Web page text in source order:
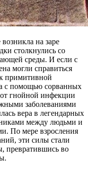
на заре
столкнулись со
среды. И если с
могли справиться
примитивной
с помощью сорванных
от гнойной инфекции
заболеваниями
вера в легендарных
между людьми и
По мере взросления
эти силы стали
превратившись во